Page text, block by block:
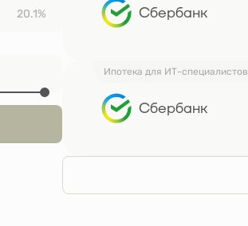
20.1% Сбербанк
Ипотека для ИТ-специалистов
Сбербанк